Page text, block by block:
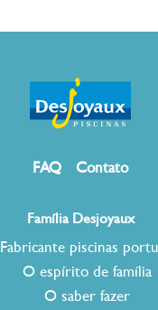
FAQ Contato
Família Desjoyaux
Fabricante piscinas
O espírito de família
O saber fazer